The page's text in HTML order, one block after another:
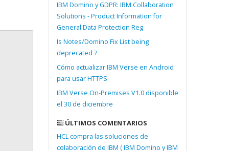
IBM Domino y GDPR: IBM Collaboration
Solutions - Product Information for
General Data Protection Reg
Is Notes/Domino Fix List being
deprecated ?
Cómo actualizar IBM Verse en Android
para usar HTTPS
IBM Verse On-Premises V1.0 disponible
el 30 de diciembre
ÚLTIMOS COMENTARIOS
HCL compra las soluciones de
colaboración de IBM ( IBM Domino y IBM